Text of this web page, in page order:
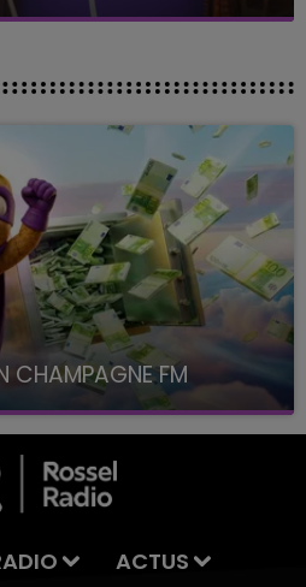
CHAMPAGNE FM
FM, à 8H10
ACTUS